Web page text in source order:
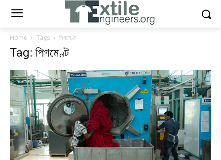
Home Tags পিগমেণ্ট
Tag: পিগমেণ্ট